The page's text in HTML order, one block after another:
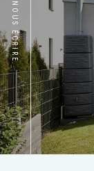
NOUS ÉCRIRE